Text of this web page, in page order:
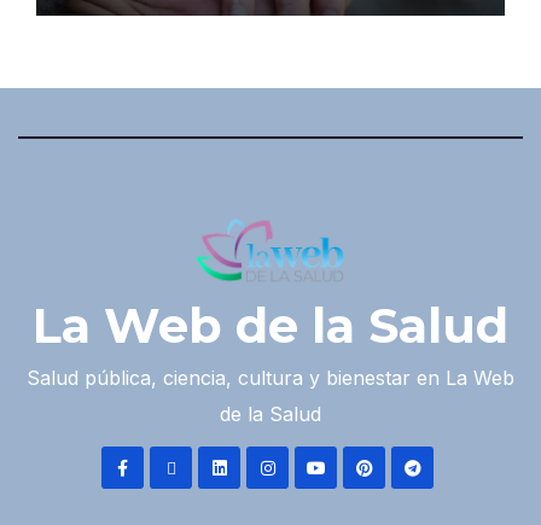
La Web de la Salud
Salud pública, ciencia, cultura y bienestar en La Web
de la Salud